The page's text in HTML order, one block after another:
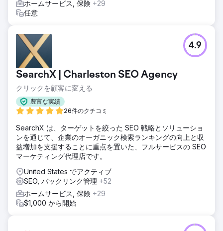
ホームサービス, 保険 +29
任意
SearchX | Charleston SEO Agency
クリックを顧客に変える
豊富な実績
26件のクチコミ
4.9
SearchX は、ターゲットを絞った SEO 戦略とソリューショ
ンを通じて、企業のオーガニック検索ランキングの向上と収
益増加を支援することに重点を置いた、フルサービスの SEO
マーケティング代理店です。
United States でアクティブ
SEO, バックリンク管理 +52
ホームサービス, 保険 +29
$1,000 から開始